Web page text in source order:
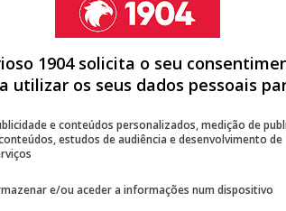
DO BENFICA E ATIRA: "O FINAL FOI
DO SPORTING E ATIRA: "ACABOU A
EM PORTUGAL: “ORGULHO”
do médio proveniente do
1904 solicita o seu
utilizar os seus dados pessoais
e conteúdos personalizados, medição de
estudos de audiência e desenvolvimento de
e/ou aceder a informações num dispositivo